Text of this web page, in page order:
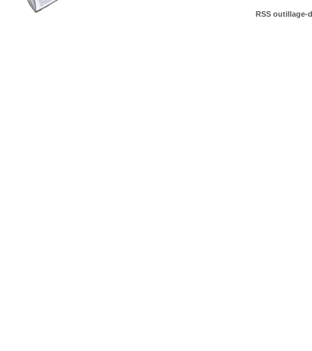
RSS outillage-